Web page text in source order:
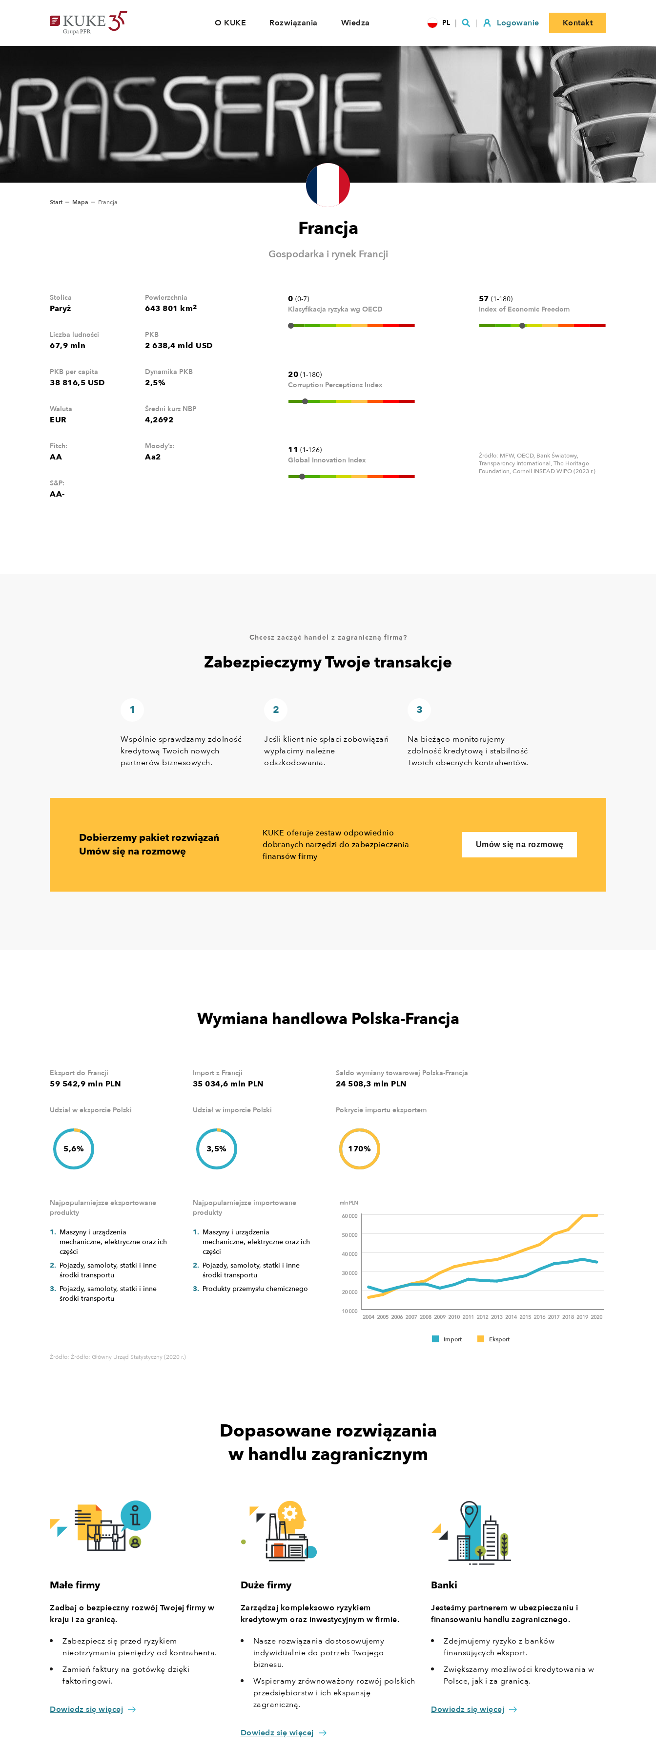
O KUKE Rozwiązania Wiedza PL Logowanie Kontakt
Start Mapa Francja
Francja
Gospodarka i rynek Francji
Paryż
Stolica
643 801 km2
Powierzchnia
67,9 mln
Liczba ludności
2 638,4 mld USD
PKB
38 816,5 USD
PKB per capita
2,5%
Dynamika PKB
EUR
Waluta
4,2692
Średni kurs NBP
AA
Fitch:
Aa2
Moody’s:
AA-
S&P:
0 (0-7)
Klasyfikacja ryzyka wg OECD
20 (1-180)
Corruption Perceptions Index
11 (1-126)
Global Innovation Index
57 (1-180)
Index of Economic Freedom
Źródło: MFW, OECD, Bank Światowy,
Transparency International, The Heritage
Foundation, Cornell INSEAD WIPO (2023 r.)
Chcesz zacząć handel z zagraniczną firmą?
Zabezpieczymy Twoje transakcje
Wspólnie sprawdzamy zdolność
kredytową Twoich nowych
partnerów biznesowych.
Jeśli klient nie spłaci zobowiązań
wypłacimy należne
odszkodowania.
Na bieżąco monitorujemy
zdolność kredytową i stabilność
Twoich obecnych kontrahentów.
Dobierzemy pakiet rozwiązań
Umów się na rozmowę
KUKE oferuje zestaw odpowiednio
dobranych narzędzi do zabezpieczenia
finansów firmy
Umów się na rozmowę
Wymiana handlowa Polska-Francja
59 542,9 mln PLN
Eksport do Francji
Udział w eksporcie Polski
5,6%
Najpopularniejsze eksportowane
produkty
Maszyny i urządzenia
mechaniczne, elektryczne oraz ich
części
Pojazdy, samoloty, statki i inne
środki transportu
Pojazdy, samoloty, statki i inne
środki transportu
35 034,6 mln PLN
Import z Francji
Udział w imporcie Polski
3,5%
Najpopularniejsze importowane
produkty
Maszyny i urządzenia
mechaniczne, elektryczne oraz ich
części
Pojazdy, samoloty, statki i inne
środki transportu
Produkty przemysłu chemicznego
24 508,3 mln PLN
Saldo wymiany towarowej Polska-Francja
Pokrycie importu eksportem
170%
Import Eksport
Źródło: Źródło: Główny Urząd Statystyczny (2020 r.)
Dopasowane rozwiązania
w handlu zagranicznym
Małe firmy
Zadbaj o bezpieczny rozwój Twojej firmy w
kraju i za granicą.
Zabezpiecz się przed ryzykiem
nieotrzymania pieniędzy od kontrahenta.
Zamień faktury na gotówkę dzięki
faktoringowi.
Dowiedz się więcej
Duże firmy
Zarządzaj kompleksowo ryzykiem
kredytowym oraz inwestycyjnym w firmie.
Nasze rozwiązania dostosowujemy
indywidualnie do potrzeb Twojego
biznesu.
Wspieramy zrównoważony rozwój polskich
przedsiębiorstw i ich ekspansję
zagraniczną.
Dowiedz się więcej
Banki
Jesteśmy partnerem w ubezpieczaniu i
finansowaniu handlu zagranicznego.
Zdejmujemy ryzyko z banków
finansujących eksport.
Zwiększamy możliwości kredytowania w
Polsce, jak i za granicą.
Dowiedz się więcej